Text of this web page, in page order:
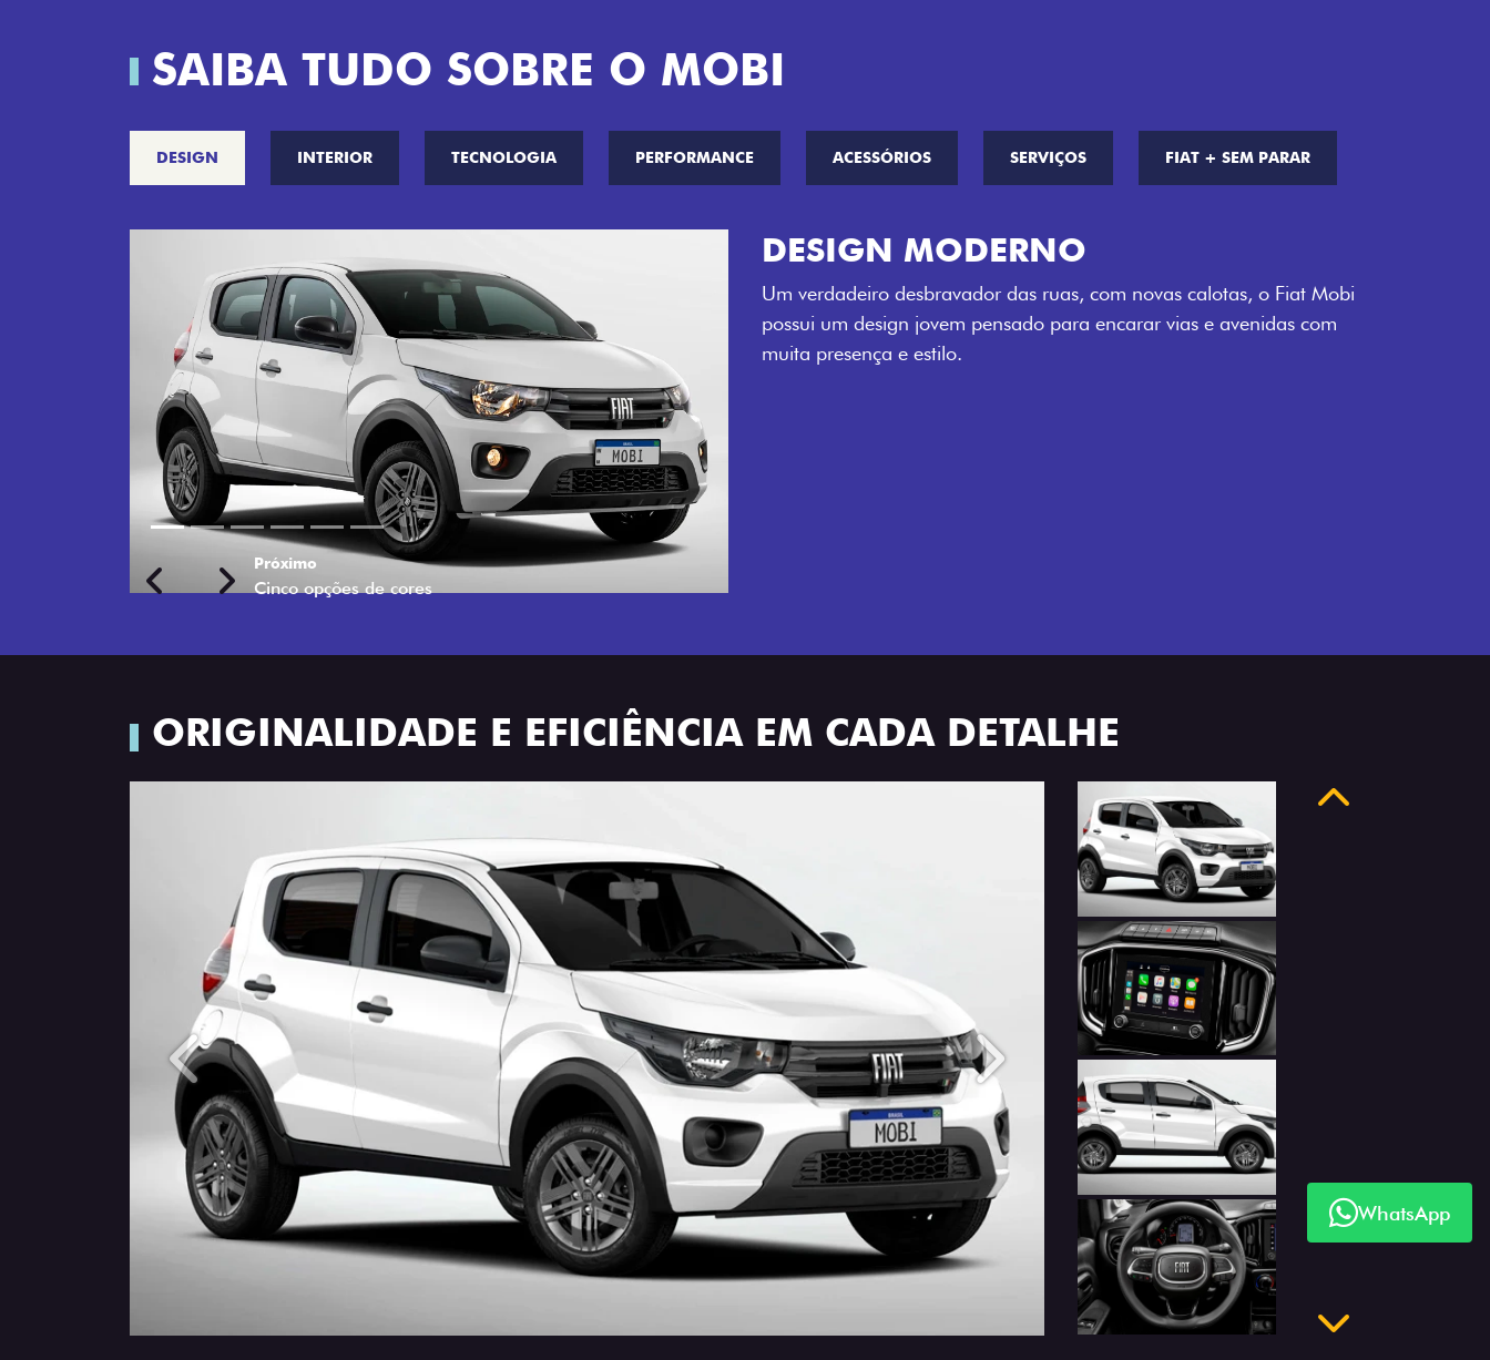
SAIBA TUDO SOBRE O MOBI
DESIGN INTERIOR TECNOLOGIA PERFORMANCE ACESSÓRIOS SERVIÇOS FIAT + SEM PARAR
CINCO OPÇÕES DE CORES
O Fiat Mobi tem sempre uma opção de cor que é a sua cara. Escolha
entre o Preto Vulcano, Vermelho Montecarlo, Branco Banchisa, Prata
Bari e Cinza Silverstone.
PreviousNext
ORIGINALIDADE E EFICIÊNCIA EM CADA DETALHE
Anterior Próximo
WhatsApp